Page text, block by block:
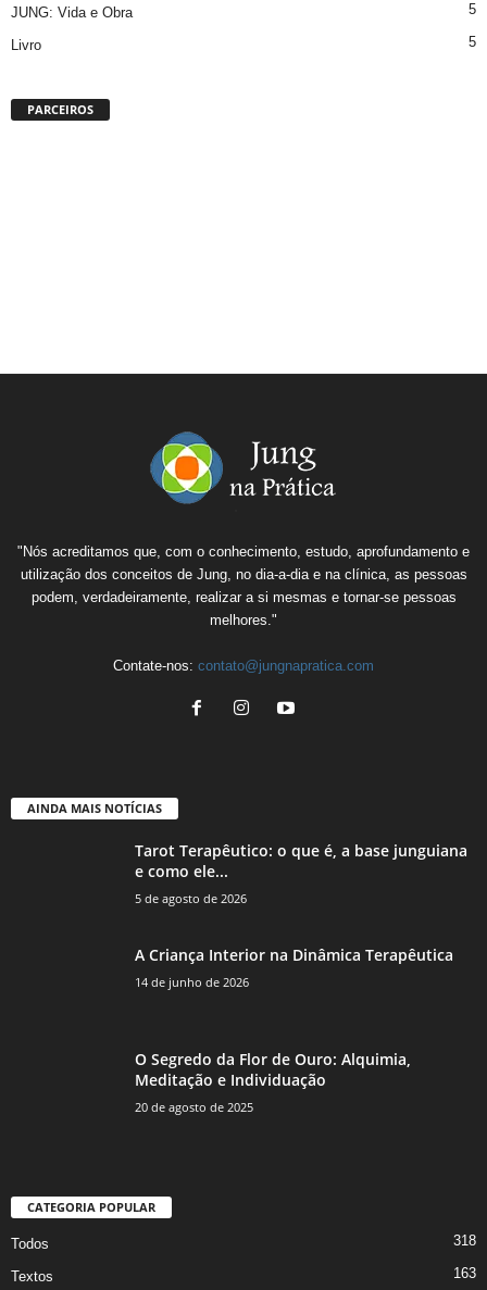
JUNG: Vida e Obra 5
Livro 5
PARCEIROS
"Nós acreditamos que, com o conhecimento, estudo, aprofundamento e
utilização dos conceitos de Jung, no dia-a-dia e na clínica, as pessoas
podem, verdadeiramente, realizar a si mesmas e tornar-se pessoas
melhores."
Contate-nos: contato@jungnapratica.com
AINDA MAIS NOTÍCIAS
Tarot Terapêutico: o que é, a base junguiana
e como ele...
5 de agosto de 2026
A Criança Interior na Dinâmica Terapêutica
14 de junho de 2026
O Segredo da Flor de Ouro: Alquimia,
Meditação e Individuação
20 de agosto de 2025
CATEGORIA POPULAR
Todos 318
Textos 163